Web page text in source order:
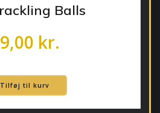
Balls
kr.
Tilføj til kurv